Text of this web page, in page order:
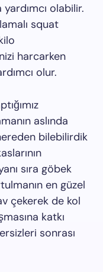
olabilir.
squat
harcarken
olur.
aslında
bilebilirdik
sıra göbek
en güzel
çekerek de kol
katkı
sonrası